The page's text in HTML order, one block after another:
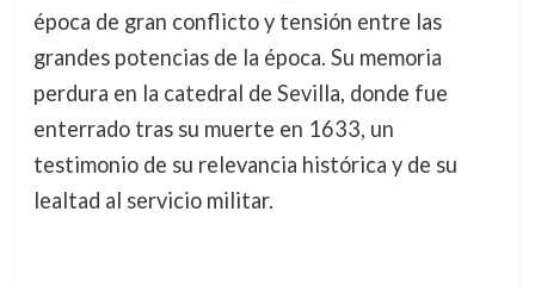
época de gran conflicto y tensión entre las
grandes potencias de la época. Su memoria
perdura en la catedral de Sevilla, donde fue
enterrado tras su muerte en 1633, un
testimonio de su relevancia histórica y de su
lealtad al servicio militar.